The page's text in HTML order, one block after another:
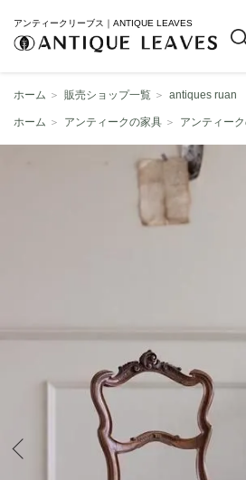
アンティークリーブス｜ANTIQUE LEAVES
ホーム ＞ 販売ショップ一覧 ＞ antiques ruan
ホーム ＞ アンティークの家具 ＞ アンティー